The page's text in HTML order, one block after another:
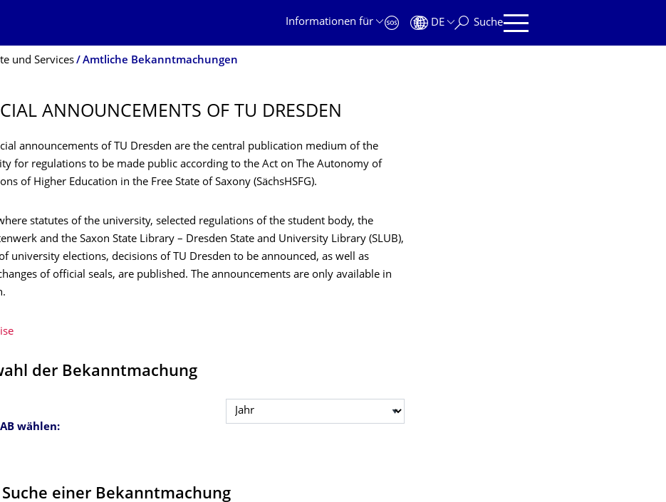
Informationen für
DE Suche
und Services Amtliche Bekanntmachungen
ANNOUNCEMENTS OF TU DRESDEN
announcements of TU Dresden are the central publication medium of the
for regulations to be made public according to the Act on The Autonomy of
of Higher Education in the Free State of Saxony (SächsHSFG).
statutes of the university, selected regulations of the student body, the
and the Saxon State Library – Dresden State and University Library (SLUB),
university elections, decisions of TU Dresden to be announced, as well as
of official seals, are published. The announcements are only available in
der Bekanntmachung
wählen:
einer Bekanntmachung